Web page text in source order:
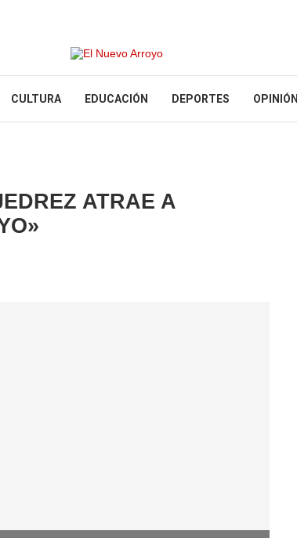
CULTURA EDUCACIÓN DEPORTES OPINIÓN
ATRAE A